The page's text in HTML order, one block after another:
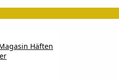
Häften